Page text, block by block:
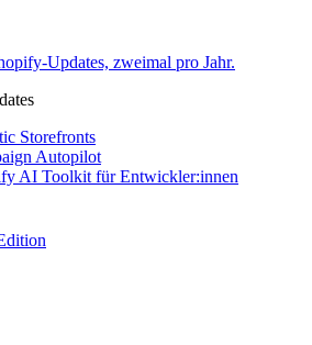
Updates, zweimal pro Jahr.
Storefronts
Autopilot
AI Toolkit für Entwickler:innen